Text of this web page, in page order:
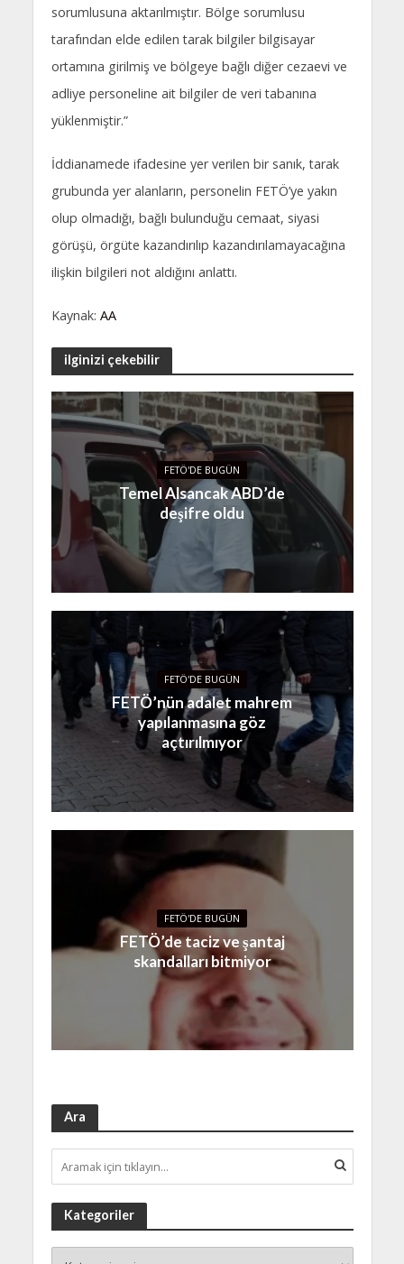
sorumlusuna aktarılmıştır. Bölge sorumlusu
tarafından elde edilen tarak bilgiler bilgisayar
ortamına girilmiş ve bölgeye bağlı diğer cezaevi ve
adliye personeline ait bilgiler de veri tabanına
yüklenmiştir.”
İddianamede ifadesine yer verilen bir sanık, tarak
grubunda yer alanların, personelin FETÖ’ye yakın
olup olmadığı, bağlı bulunduğu cemaat, siyasi
görüşü, örgüte kazandırılıp kazandırılamayacağına
ilişkin bilgileri not aldığını anlattı.
Kaynak: AA
ilginizi çekebilir
FETÖ'DE BUGÜN
Temel Alsancak ABD’de
deşifre oldu
FETÖ'DE BUGÜN
FETÖ’nün adalet mahrem
yapılanmasına göz
açtırılmıyor
FETÖ'DE BUGÜN
FETÖ’de taciz ve şantaj
skandalları bitmiyor
Ara
Kategoriler